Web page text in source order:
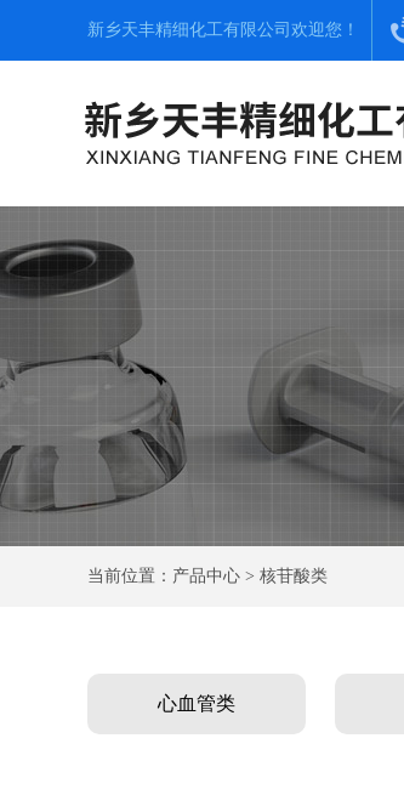
新乡天丰精细化工有限公司 欢迎您！
当前位置：产品中心 > 核苷酸类
心血管类